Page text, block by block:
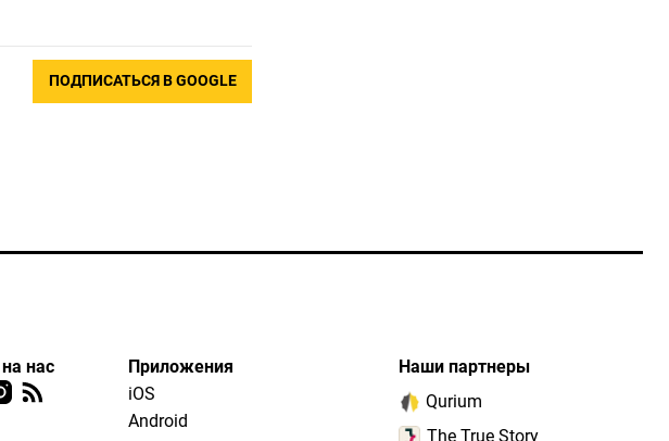
ПОДПИСАТЬСЯ В GOOGLE
нас
Приложения
iOS
Android
Наши партнеры
Qurium
The True Story